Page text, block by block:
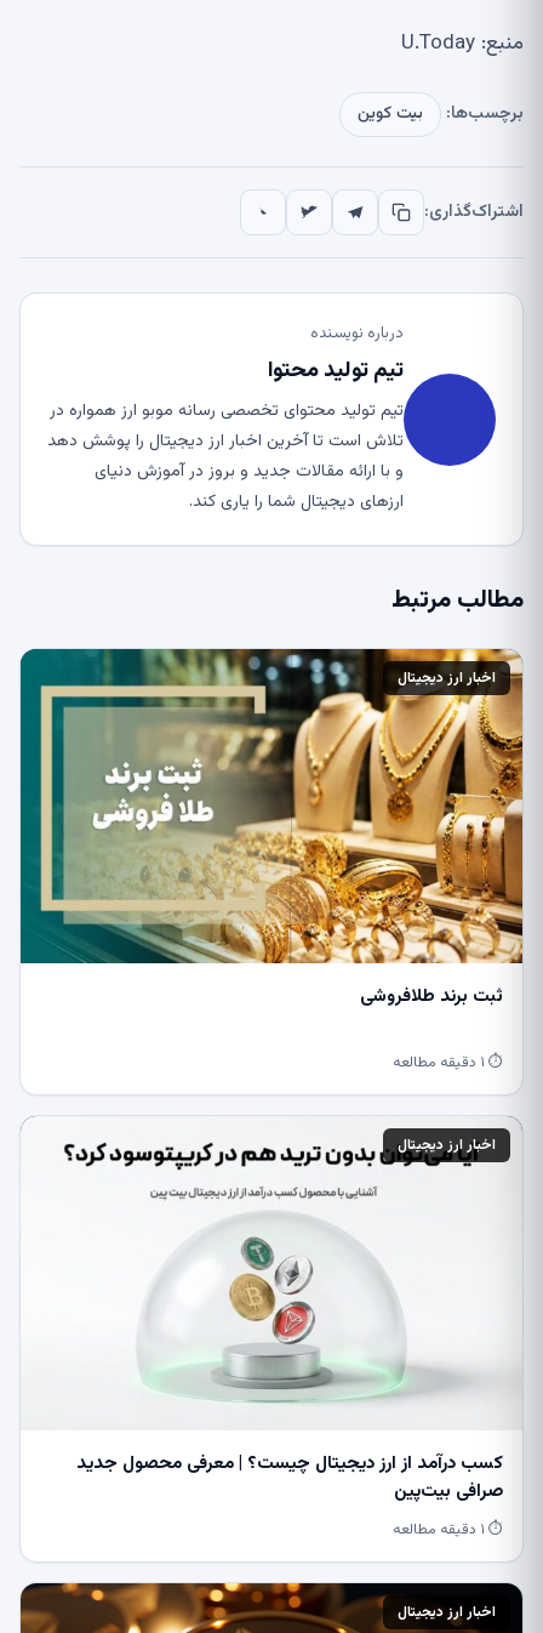
منبع: U.Today
برچسب‌ها: بیت کوین
اشتراک‌گذاری:
درباره نویسنده
تیم تولید محتوا
تیم تولید محتوای تخصصی رسانه موبو ارز همواره در
تلاش است تا آخرین اخبار ارز دیجیتال را پوشش دهد
و با ارائه مقالات جدید و بروز در آموزش دنیای
ارزهای دیجیتال شما را یاری کند.
مطالب مرتبط
اخبار ارز دیجیتال
ثبت برند طلافروشی
⏱ ۱ دقیقه مطالعه
اخبار ارز دیجیتال
کسب درآمد از ارز دیجیتال چیست؟ | معرفی محصول جدید
صرافی بیت‌پین
⏱ ۱ دقیقه مطالعه
اخبار ارز دیجیتال